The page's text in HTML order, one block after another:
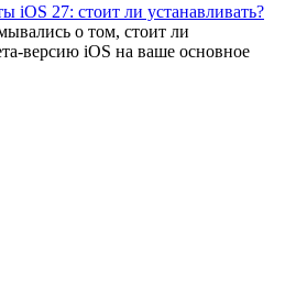
iOS 27: стоит ли устанавливать?
о том, стоит ли
версию iOS на ваше основное